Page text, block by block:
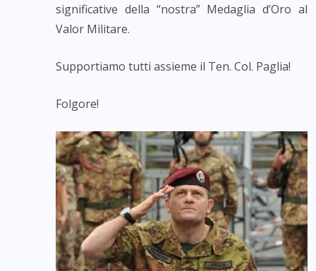
significative della “nostra” Medaglia d’Oro al
Valor Militare.
Supportiamo tutti assieme il Ten. Col. Paglia!
Folgore!